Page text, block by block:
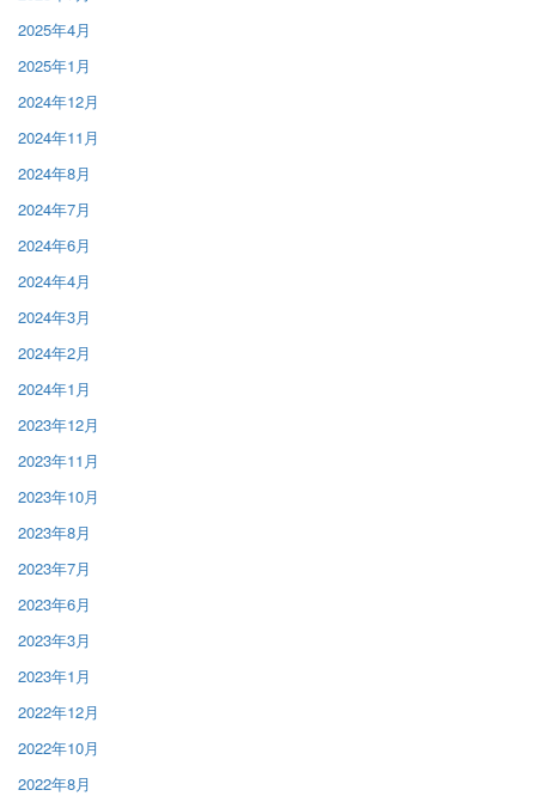
2025年4月
2025年1月
2024年12月
2024年11月
2024年8月
2024年7月
2024年6月
2024年4月
2024年3月
2024年2月
2024年1月
2023年12月
2023年11月
2023年10月
2023年8月
2023年7月
2023年6月
2023年3月
2023年1月
2022年12月
2022年10月
2022年8月